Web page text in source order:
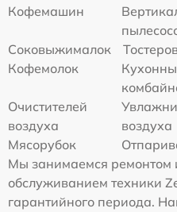
Кофемашин
Соковыжималок
Кофемолок
Очистителей
воздуха
воздуха
Мясорубок
Мы занимаемся ремонтом
обслуживанием техники
гарантийного периода.